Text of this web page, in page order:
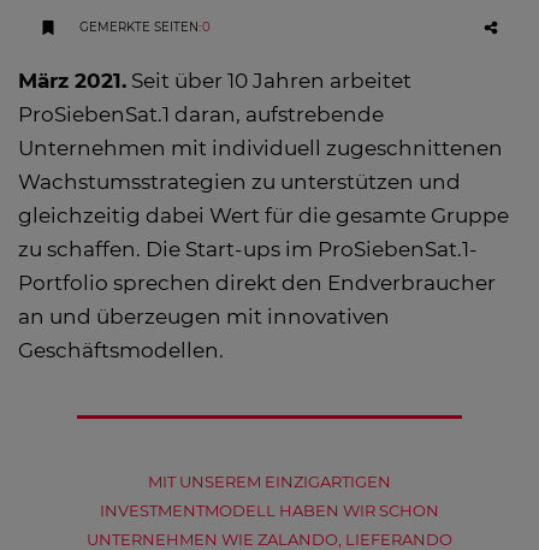
GEMERKTE SEITEN:0
März 2021. Seit über 10 Jahren arbeitet
ProSiebenSat.1 daran, aufstrebende
Unternehmen mit individuell zugeschnittenen
Wachstumsstrategien zu unterstützen und
gleichzeitig dabei Wert für die gesamte Gruppe
zu schaffen. Die Start-ups im ProSiebenSat.1-
Portfolio sprechen direkt den Endverbraucher
an und überzeugen mit innovativen
Geschäftsmodellen.
MIT UNSEREM EINZIGARTIGEN
INVESTMENTMODELL HABEN WIR SCHON
UNTERNEHMEN WIE ZALANDO, LIEFERANDO